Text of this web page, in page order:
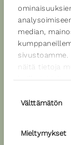
median,
näitä tietoja
valinta
Välttämätön
Mieltymykset